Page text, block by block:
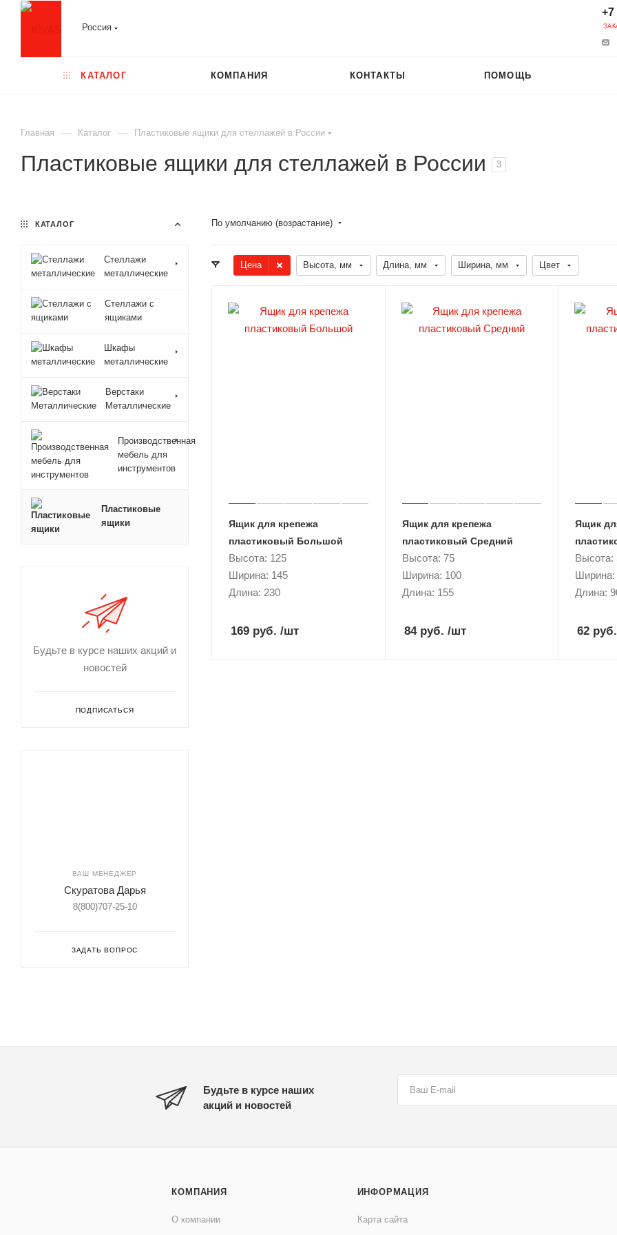
Россия
+7
КАТАЛОГ КОМПАНИЯ КОНТАКТЫ ПОМОЩЬ
Главная — Каталог — Пластиковые ящики для стеллажей в России
Пластиковые ящики для стеллажей в России 3
По умолчанию (возрастание)
Цена Высота, мм Длина, мм Ширина, мм Цвет
Ящик для крепежа
пластиковый Большой
Высота: 125
Ширина: 145
Длина: 230
169 руб. /шт
Ящик для крепежа
пластиковый Средний
Высота: 75
Ширина: 100
Длина: 155
84руб. /шт
Ящик
Высота:
Ширина:
Длина:
62 руб.
КАТАЛОГ
Стеллажи
металлические
Стеллажи с
ящиками
Шкафы
металлические
Верстаки
Металлические
Производственная
мебель для
инструментов
Пластиковые
ящики
Будьте в курсе наших акций и
новостей
ПОДПИСАТЬСЯ
ВАШ МЕНЕДЖЕР
Скуратова Дарья
8(800)707-25-10
ЗАДАТЬ ВОПРОС
Будьте в курсе наших
акций и новостей
КОМПАНИЯ
О компании
ИНФОРМАЦИЯ
Карта сайта